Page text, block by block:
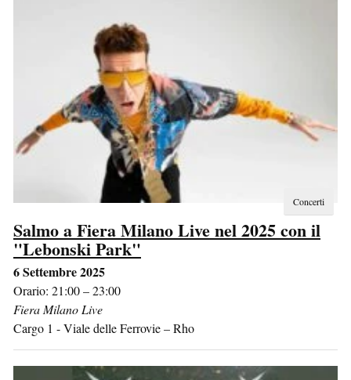
Concerti
Salmo a Fiera Milano Live nel 2025 con il
"Lebonski Park"
6 Settembre 2025
Orario: 21:00 – 23:00
Fiera Milano Live
Cargo 1 - Viale delle Ferrovie–Rho